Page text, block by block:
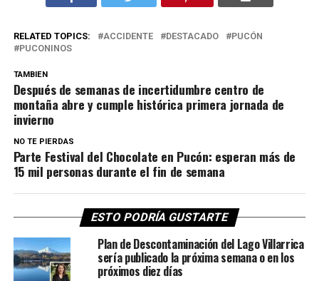
RELATED TOPICS: ACCIDENTE DESTACADO
PUCÓN
PUCONINOS
TAMBIEN
Después de semanas de incertidumbre centro de
montaña abre y cumple histórica primera jornada de
invierno
NO TE PIERDAS
Parte Festival del Chocolate en Pucón: esperan más de
15 mil personas durante el fin de semana
ESTO PODRÍA GUSTARTE
Plan de Descontaminación del Lago Villarrica
sería publicado la próxima semana o en los
próximos diez días